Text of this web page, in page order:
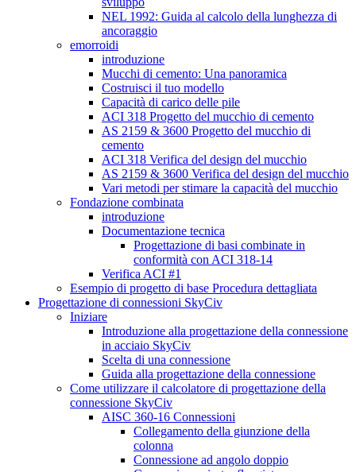
NEL 1992: Guida al calcolo della lunghezza di
ancoraggio
emorroidi
introduzione
Mucchi di cemento: Una panoramica
Costruisci il tuo modello
Capacità di carico delle pile
ACI 318 Progetto del mucchio di cemento
AS 2159 & 3600 Progetto del mucchio di
cemento
ACI 318 Verifica del design del mucchio
AS 2159 & 3600 Verifica del design del mucchio
Vari metodi per stimare la capacità del mucchio
Fondazione combinata
introduzione
Documentazione tecnica
Progettazione di basi combinate in
conformità con ACI 318-14
Verifica ACI #1
Esempio di progetto di base Procedura dettagliata
Progettazione di connessioni SkyCiv
Iniziare
Introduzione alla progettazione della connessione
in acciaio SkyCiv
Scelta di una connessione
Guida alla progettazione della connessione
Come utilizzare il calcolatore di progettazione della
connessione SkyCiv
AISC 360-16 Connessioni
Collegamento della giunzione della
colonna
Connessione ad angolo doppio